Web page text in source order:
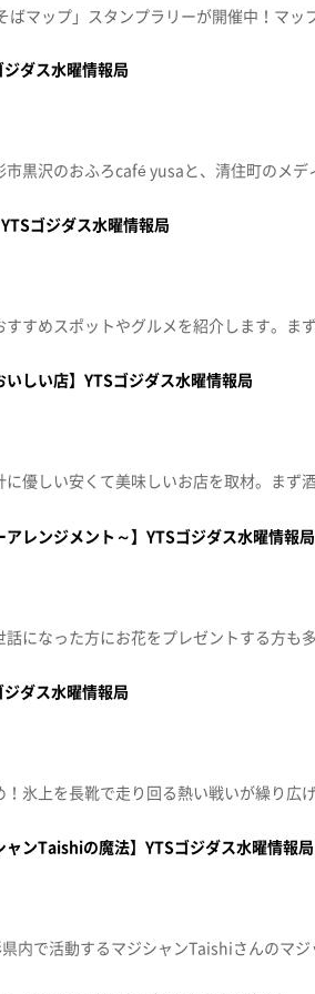
ジダス水曜情報局
ゴジダス水曜情報局
いしい店】YTSゴジダス水曜情報局
アレンジメント～】YTSゴジダス水曜情報局
ジダス水曜情報局
ャンTaishiの魔法】YTSゴジダス水曜情報局